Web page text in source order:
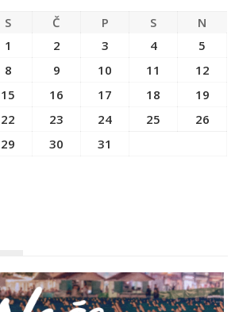
S Č P S
N
1
2 3 4
5
8 9 10 11
12
15 16 17 18
19
22 23 24 25
26
29 30 31